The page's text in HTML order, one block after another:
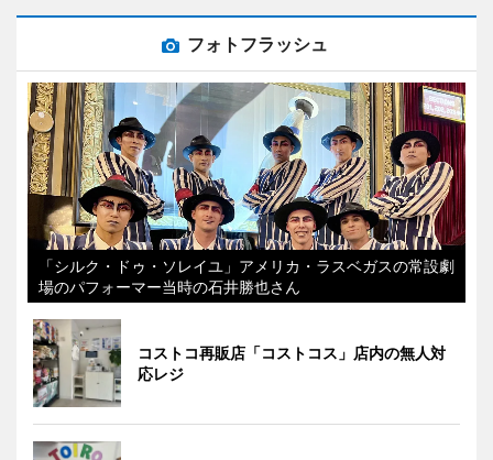
フォトフラッシュ
「シルク・ドゥ・ソレイユ」アメリカ・ラスベガスの常設劇
場のパフォーマー当時の石井勝也さん
コストコ再販店「コストコス」店内の無人対
応レジ